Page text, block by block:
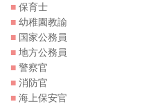
■ 保育士
■ 幼稚園教諭
■ 国家公務員
■ 地方公務員
■ 警察官
■ 消防官
■ 海上保安官